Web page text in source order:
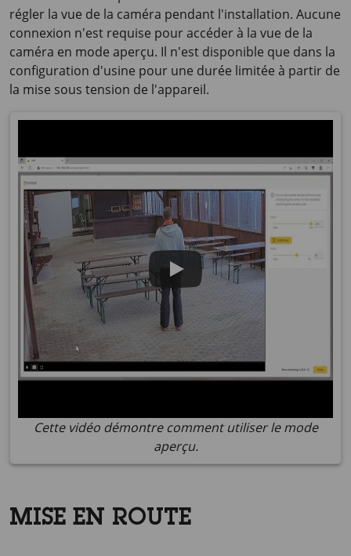
régler la vue de la caméra pendant l'installation. Aucune
connexion n'est requise pour accéder à la vue de la
caméra en mode aperçu. Il n'est disponible que dans la
configuration d'usine pour une durée limitée à partir de
la mise sous tension de l'appareil.
Cette vidéo démontre comment utiliser le mode
aperçu.
MISE EN ROUTE